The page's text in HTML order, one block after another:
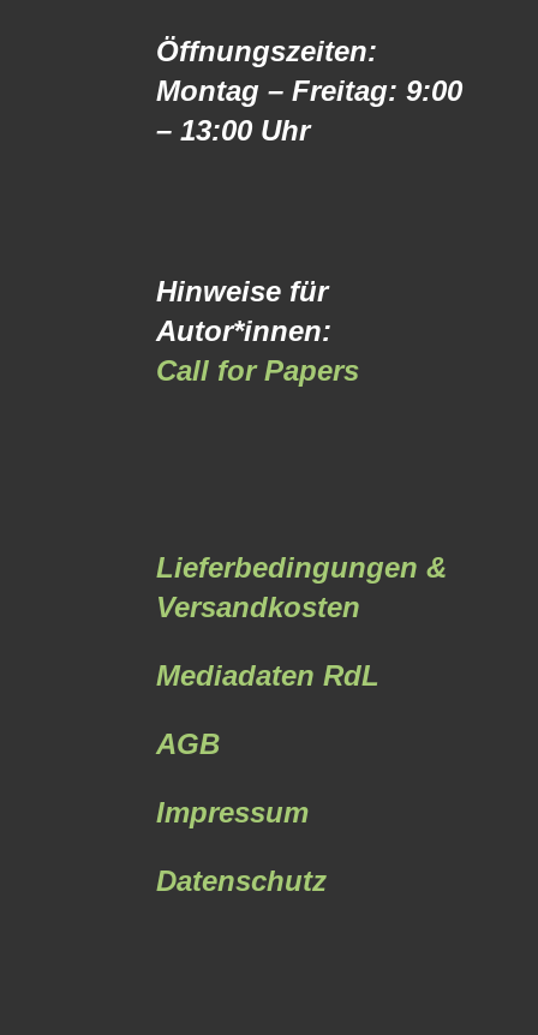
Öffnungszeiten:
Montag – Freitag: 9:00
– 13:00 Uhr
Hinweise für
Autor*innen:
Call for Papers
Lieferbedingungen &
Versandkosten
Mediadaten RdL
AGB
Impressum
Datenschutz